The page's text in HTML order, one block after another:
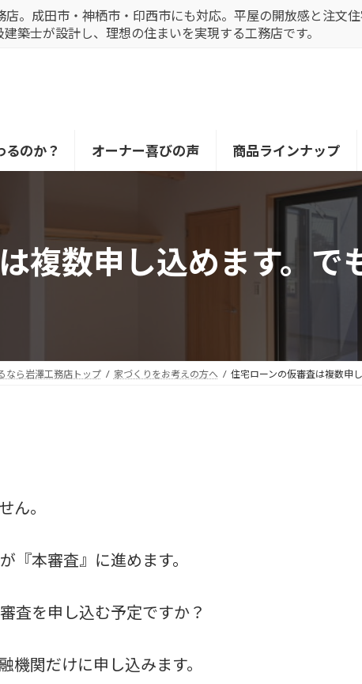
。成田市・神栖市・印西市にも対応。平屋の開放感と注文
築士が設計し、理想の住まいを実現する工務店です。
るのか？ オーナー喜びの声 商品ラインナップ
複数申し込めます。で
なら岩澤工務店トップ 家づくりをお考えの方へ 住宅ローンの仮審査は複数申
ん。
『本審査』に進めます。
査を申し込む予定ですか？
機関だけに申し込みます。